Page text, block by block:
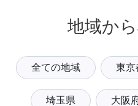
地域か
全ての地域 東京
埼玉県 大阪